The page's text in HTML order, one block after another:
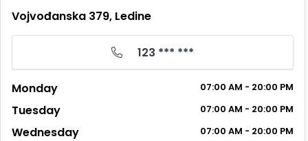
Vojvođanska 379, Ledine
123 *** ***
Monday 07:00 AM - 20:00 PM
Tuesday 07:00 AM - 20:00 PM
Wednesday 07:00 AM - 20:00 PM